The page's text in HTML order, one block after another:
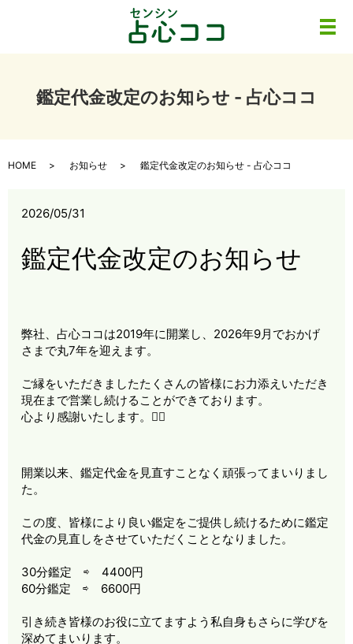
鑑定代金改定のお知らせ - 占心ココ
HOME お知らせ 鑑定代金改定のお知らせ - 占心ココ
2026/05/31
鑑定代金改定のお知らせ
弊社、占心ココは2019年に開業し、2026年9月でおかげ
さまで丸7年を迎えます。
ご縁をいただきましたたくさんの皆様にお力添えいただき
現在まで営業し続けることができております。
心より感謝いたします。🙇‍♀️
開業以来、鑑定代金を見直すことなく頑張ってまいりまし
た。
この度、皆様により良い鑑定をご提供し続けるために鑑定
代金の見直しをさせていただくこととなりました。
30分鑑定 ⇨ 4400円
60分鑑定 ⇨ 6600円
引き続き皆様のお役に立てますよう私自身もさらに学びを
深めてまいります。